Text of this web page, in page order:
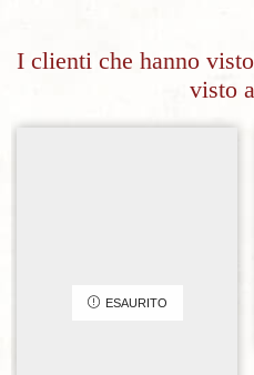
I clienti che hanno
visto
ESAURITO